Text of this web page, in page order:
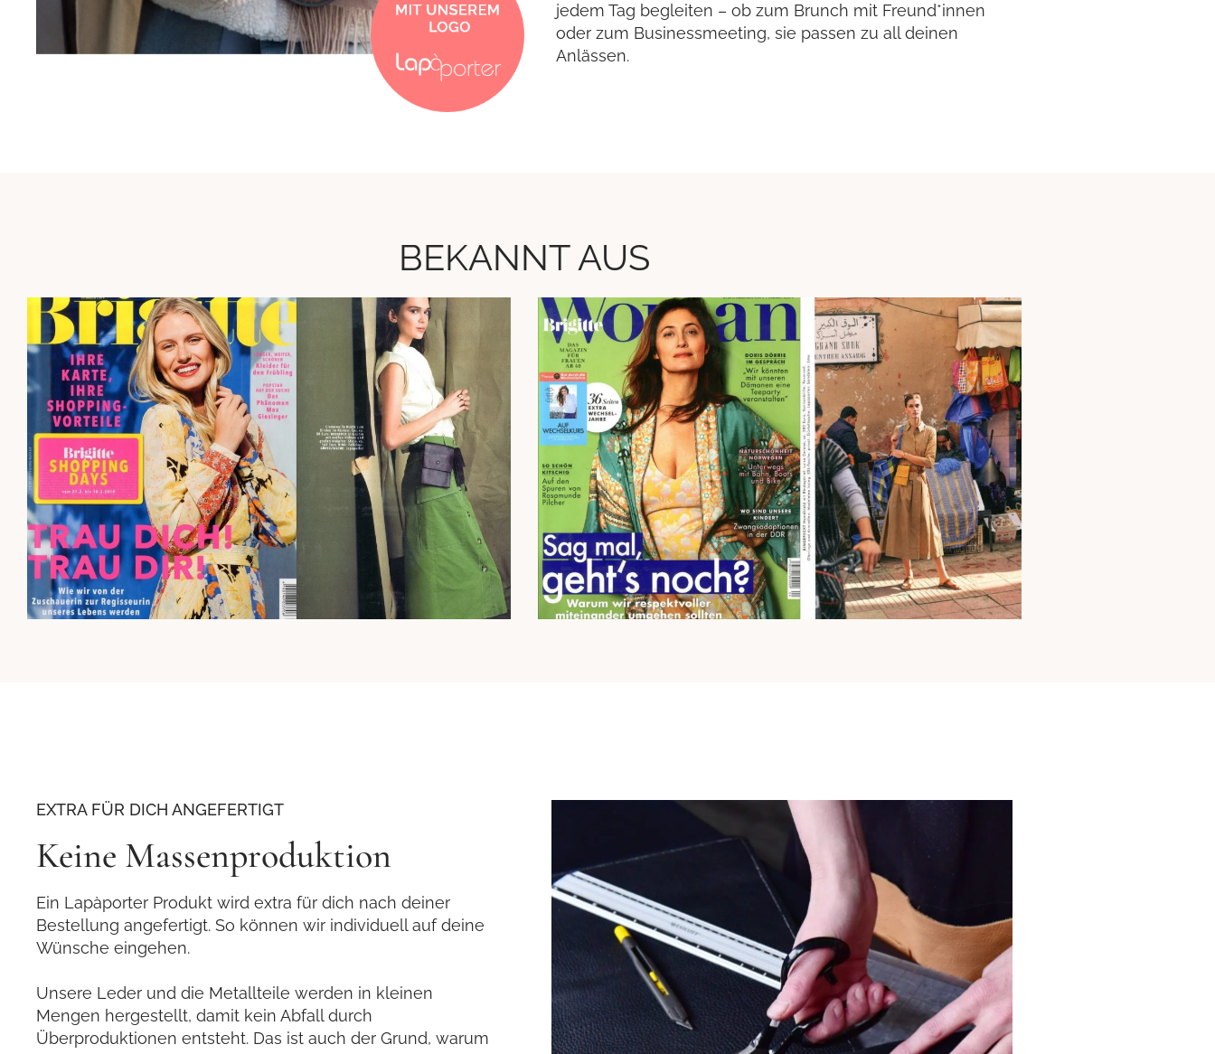
jedem Tag begleiten – ob zum Brunch mit Freund*innen
oder zum Businessmeeting, sie passen zu all deinen
Anlässen.
BEKANNT AUS
EXTRA FÜR DICH ANGEFERTIGT
Keine Massenproduktion
Ein Lapàporter Produkt wird extra für dich nach deiner
Bestellung angefertigt. So können wir individuell auf deine
Wünsche eingehen.
Unsere Leder und die Metallteile werden in kleinen
Mengen hergestellt, damit kein Abfall durch
Überproduktionen entsteht. Das ist auch der Grund, warum